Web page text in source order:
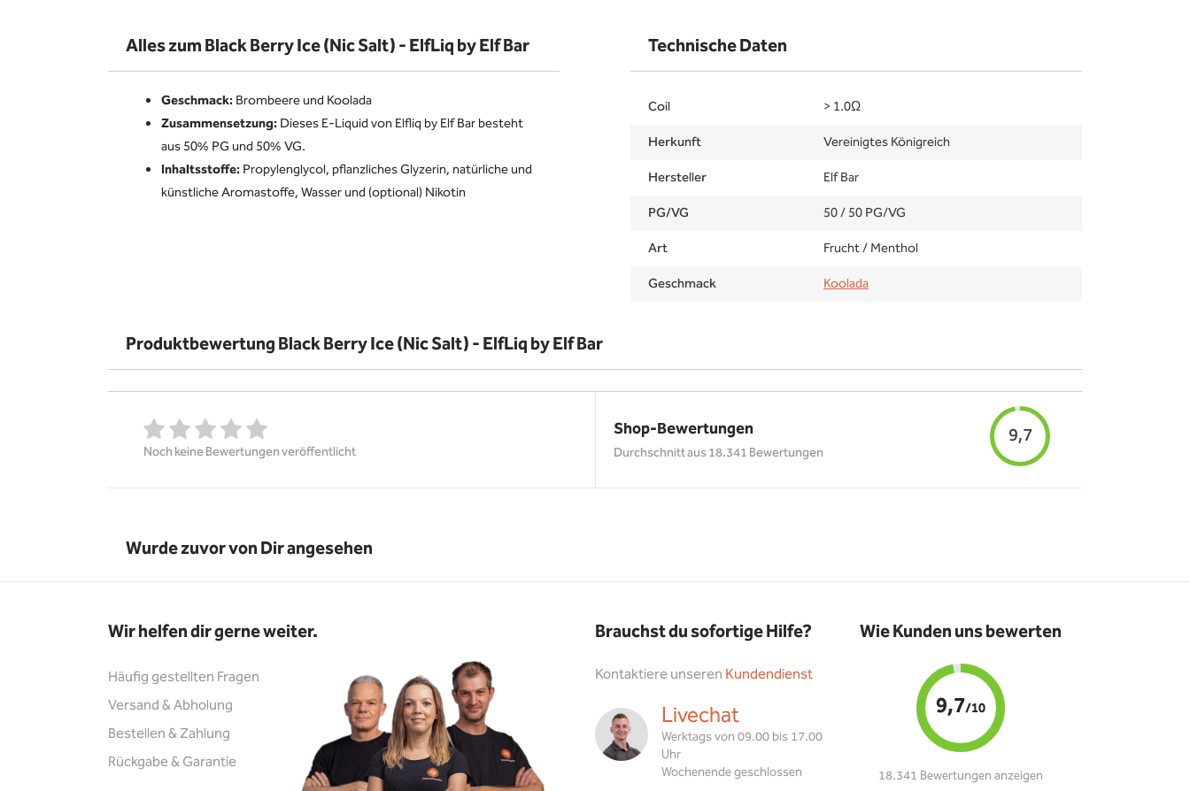
Alles zum Black Berry Ice (Nic Salt) - ElfLiq by Elf Bar
Geschmack: Brombeere und Koolada
Zusammensetzung: Dieses E-Liquid von Elfliq by Elf Bar besteht
aus 50% PG und 50% VG.
Inhaltsstoffe: Propylenglycol, pflanzliches Glyzerin, natürliche und
künstliche Aromastoffe, Wasser und (optional) Nikotin
Technische Daten
Coil
> 1.0Ω
Herkunft
Vereinigtes Königreich
Hersteller
Elf Bar
PG/VG
50 / 50 PG/VG
Art
Frucht / Menthol
Geschmack
Koolada
Produktbewertung Black Berry Ice (Nic Salt) - ElfLiq by Elf Bar
Noch keine Bewertungen veröffentlicht
Shop-Bewertungen
Durchschnitt aus 18.341 Bewertungen
9,7
Wurde zuvor von Dir angesehen
Wir helfen dir gerne weiter.
Häufig gestellten Fragen
Versand & Abholung
Bestellen & Zahlung
Rückgabe & Garantie
Brauchst du sofortige Hilfe?
Kontaktiere unseren Kundendienst
Livechat
Werktags von 09.00 bis 17.00
Uhr
Wochenende geschlossen
Wie Kunden uns bewerten
9,7/10
18.341 Bewertungen anzeigen